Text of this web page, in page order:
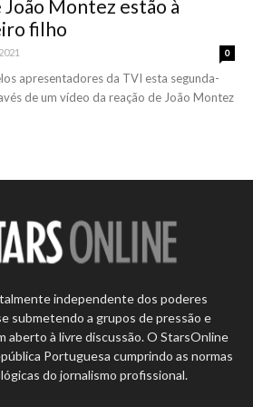
Montez estão à
filho
0
apresentadores da TVI esta segunda-
de um vídeo da reação de João Montez
independente dos poderes
submetendo a grupos de pressão e
aberto à livre discussão. O StarsOnline
Portuguesa cumprindo as normas
do jornalismo profissional.